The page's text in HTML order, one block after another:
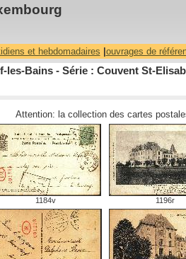
et hebdomadaires ouvrages de
Bains - Série : Couvent St-
Attention: la collection des cartes
1184v 1196r